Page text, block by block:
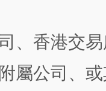
、香港交
屬公司、